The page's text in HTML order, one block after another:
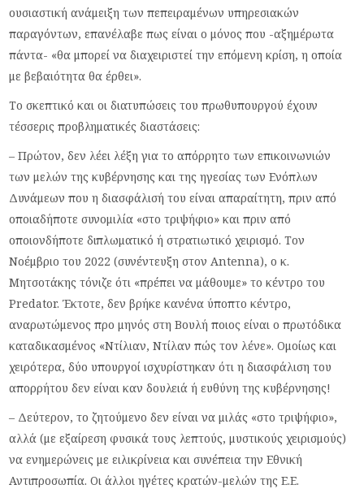
ουσιαστική ανάμειξη των πεπειραμένων υπηρεσιακών
παραγόντων, επανέλαβε πως είναι ο μόνος που -αξημέρωτα
πάντα- «θα μπορεί να διαχειριστεί την επόμενη κρίση, η οποία
με βεβαιότητα θα έρθει».
Το σκεπτικό και οι διατυπώσεις του πρωθυπουργού έχουν
τέσσερις προβληματικές διαστάσεις:
– Πρώτον, δεν λέει λέξη για το απόρρητο των επικοινωνιών
των μελών της κυβέρνησης και της ηγεσίας των Ενόπλων
Δυνάμεων που η διασφάλισή του είναι απαραίτητη, πριν από
οποιαδήποτε συνομιλία «στο τριψήφιο» και πριν από
οποιονδήποτε διπλωματικό ή στρατιωτικό χειρισμό. Τον
Νοέμβριο του 2022 (συνέντευξη στον Antenna), ο κ.
Μητσοτάκης τόνιζε ότι «πρέπει να μάθουμε» το κέντρο του
Predator. Έκτοτε, δεν βρήκε κανένα ύποπτο κέντρο,
αναρωτώμενος προ μηνός στη Βουλή ποιος είναι ο πρωτόδικα
καταδικασμένος «Ντίλιαν, Ντίλαν πώς τον λένε». Ομοίως και
χειρότερα, δύο υπουργοί ισχυρίστηκαν ότι η διασφάλιση του
απορρήτου δεν είναι καν δουλειά ή ευθύνη της κυβέρνησης!
– Δεύτερον, το ζητούμενο δεν είναι να μιλάς «στο τριψήφιο»,
αλλά (με εξαίρεση φυσικά τους λεπτούς, μυστικούς χειρισμούς)
να ενημερώνεις με ειλικρίνεια και συνέπεια την Εθνική
Αντιπροσωπία. Οι άλλοι ηγέτες κρατών-μελών της Ε.Ε.